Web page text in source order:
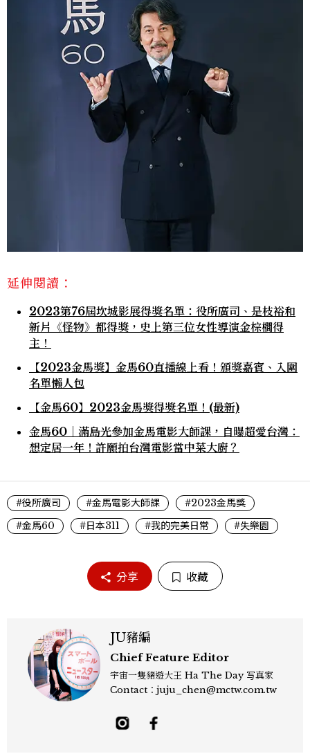
延伸閱讀：
2023第76屆坎城影展得獎名單：役所廣司、是枝裕和
新片《怪物》都得獎，史上第三位女性導演金棕櫚得
主！
【2023金馬獎】金馬60直播線上看！頒獎嘉賓、入圍
名單懶人包
【金馬60】2023金馬獎得獎名單！(最新)
金馬60｜滿島光參加金馬電影大師課，自曝超愛台灣：
想定居一年！許願拍台灣電影當中菜大廚？
#役所廣司 #金馬電影大師課
#2023金馬獎
#金馬60
#日本311 #我的完美日常 #失樂園
分享 收藏
JU豬編
Chief Feature Editor
宇宙一隻豬遊大王 Ha The Day 写真家
Contact：juju_chen@mctw.com.tw